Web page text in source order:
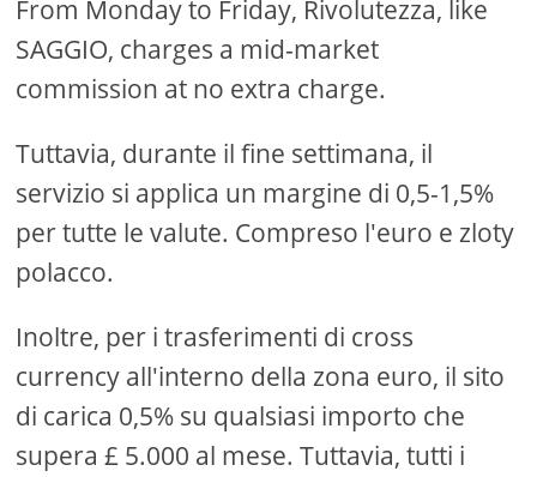
From Monday to Friday, Rivolutezza, like
SAGGIO, charges a mid-market
commission at no extra charge.
Tuttavia, durante il fine settimana, il
servizio si applica un margine di 0,5-1,5%
per tutte le valute. Compreso l'euro e zloty
polacco.
Inoltre, per i trasferimenti di cross
currency all'interno della zona euro, il sito
di carica 0,5% su qualsiasi importo che
supera £ 5.000 al mese. Tuttavia, tutti i